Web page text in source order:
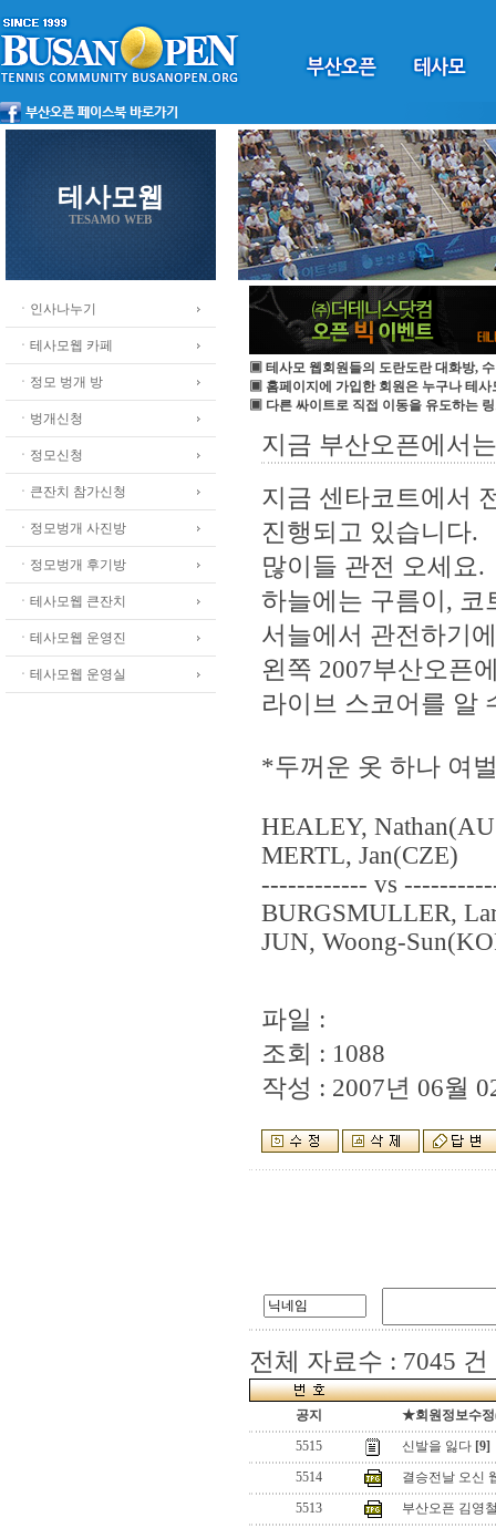
테사모웹
TESAMO WEB
ㆍ인사나누기
ㆍ테사모웹 카페
ㆍ정모 벙개 방
ㆍ벙개신청
ㆍ정모신청
ㆍ큰잔치 참가신청
ㆍ정모벙개 사진방
ㆍ정모벙개 후기방
ㆍ테사모웹 큰잔치
ㆍ테사모웹 운영진
ㆍ테사모웹 운영실
▣ 테사모 웹회원들의 도란도란 대화방,
▣ 홈페이지에 가입한 회원은 누구나 테사
▣ 다른 싸이트로 직접 이동을 유도하는
지금 부산오픈에서
지금 센타코트에서
진행되고 있습니다.
많이들 관전 오세요.
하늘에는 구름이, 코
서늘에서 관전하기
왼쪽 2007부산오픈
라이브 스코어를 알
*두꺼운 옷 하나 여
HEALEY,
MERTL, Jan(CZE)
------------ vs
BURGSMULLER,
JUN, Woong-
파일 :
조회 : 1088
작성 : 2007년 06월
전체 자료수 : 7045 건
공지
★회원정보수
5515
신발을 잃다 [9]
5514
결승전날 오신
5513
부산오픈 김영